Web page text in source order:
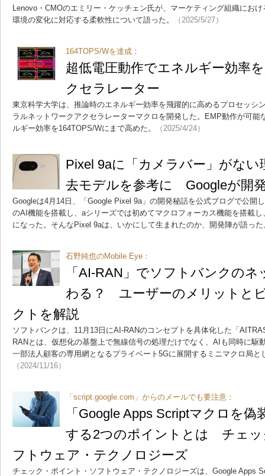
Lenovo・CMOのエミリー・ケッチェン氏が、マーケティング組織にお
環境の変化に対応する柔軟性について語った。
（2025/5/27）
164TOPS/Wを達成：
超低電圧動作でエネルギー効率
クセラレーター
東京科学大学は、推論時のエネルギー効率を飛躍的に高めるプロセッシ
ラルネットワークアクセラレーターマクロを開発した。EMP動作が可能
ルギー効率を164TOPS/Wにまで高めた。
（2025/4/24）
Pixel 9aに「カメラバー」がな
去モデルを参考に Googleが開
Googleは4月14日、「Google Pixel 9a」の開発秘話を公式ブログで公開
のAI機能を搭載し、aシリーズでは初めてマクロフォーカス機能を搭載
になった。そんなPixel 9aは、いかにして生まれたのか、開発陣が語った
石野純也のMobile Eye：
「AI-RAN」でソフトバンクの
わる？ ユーザーのメリットと
クトを解説
ソフトバンクは、11月13日にAI-RANのコンセプトを具体化した「
RANとは、仮想化の基盤上で無線信号の処理だけでなく、AIも同時に駆
一部法人顧客の専用網となるプライベート5Gに展開するミニマクロ局
（2024/11/16）
「script.google.com」からのメールでも要注意：
「Google Apps Scriptマクロを
する2つのポイントとは チェッ
フトウェア・テクノロジーズ
チェック・ポイント・ソフトウェア・テクノロジーズは、Google Apps